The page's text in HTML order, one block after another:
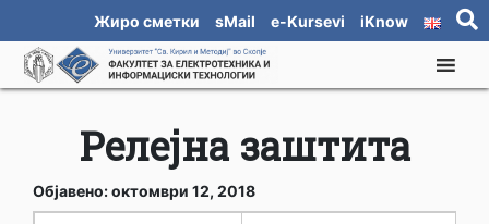
Жиро сметки sMail e-Kursevi iKnow
Релејна заштита
Објавено: октомври 12, 2018